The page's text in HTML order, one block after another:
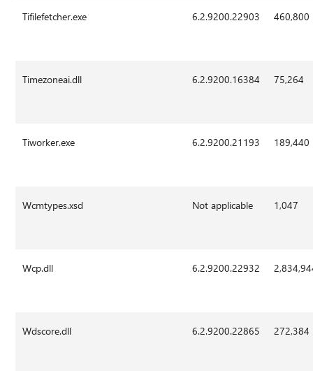
Tifilefetcher.exe 6.2.9200.22903 460,800
Timezoneai.dll 6.2.9200.16384 75,264
Tiworker.exe 6.2.9200.21193 189,440
Wcmtypes.xsd Not applicable 1,047
Wcp.dll 6.2.9200.22932
Wdscore.dll 6.2.9200.22865 272,384